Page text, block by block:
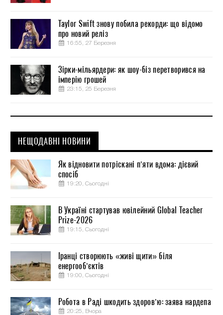
Taylor Swift знову побила рекорди: що відомо
про новий реліз
16:55, 27 Березня
Зірки-мільярдери: як шоу-біз перетворився на
імперію грошей
23:15, 25 Березня
НЕЩОДАВНІ НОВИНИ
Як відновити потріскані п’яти вдома: дієвий
спосіб
19:20, Сьогодні
В Україні стартував ювілейний Global Teacher
Prize-2026
19:15, Сьогодні
Іранці створюють «живі щити» біля
енергооб’єктів
19:00, Сьогодні
Робота в Раді шкодить здоров’ю: заява нардепа
20:25, Вчора